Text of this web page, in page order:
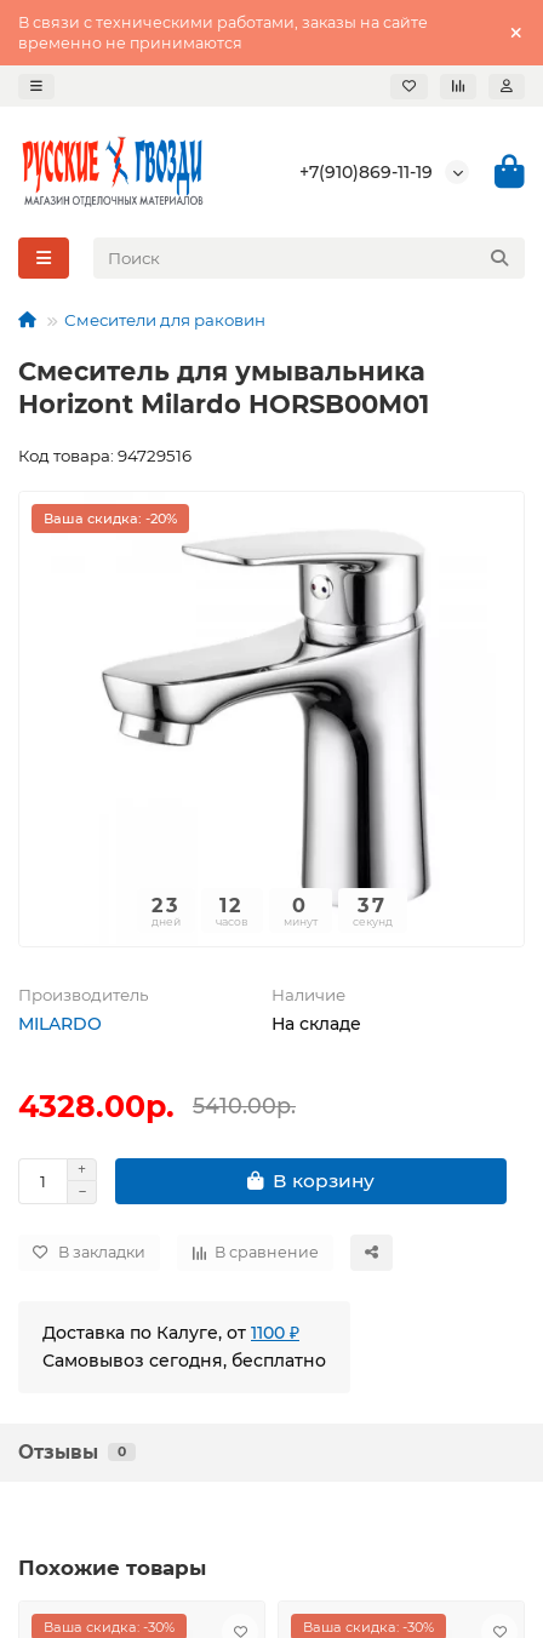
В связи с техническими работами, заказы на сайте
временно не принимаются
+7(910)869-11-19
Смесители для раковин
Смеситель для умывальника
Horizont Milardo HORSB00M01
Код товара: 94729516
Ваша скидка: -20%
23
дней
12
часов
0
минут
37
секунд
Производитель
MILARDO
Наличие
На складе
4328.00р. 5410.00р.
В корзину
В закладки В сравнение
Доставка по Калуге, от 1100 ₽
Самовывоз сегодня, бесплатно
Отзывы 0
Похожие товары
Ваша скидка: -30% Ваша скидка: -30%